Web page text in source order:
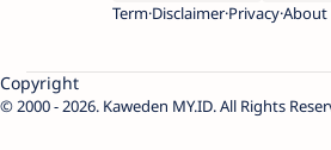
Term Disclaimer PrivacyAbout
Copyright
2000 -2026. Kaweden MY.ID. All Rights